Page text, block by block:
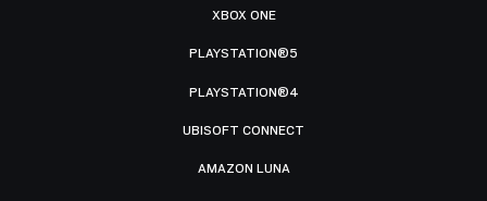
XBOX ONE
PLAYSTATION®5
PLAYSTATION®4
UBISOFT CONNECT
AMAZON LUNA